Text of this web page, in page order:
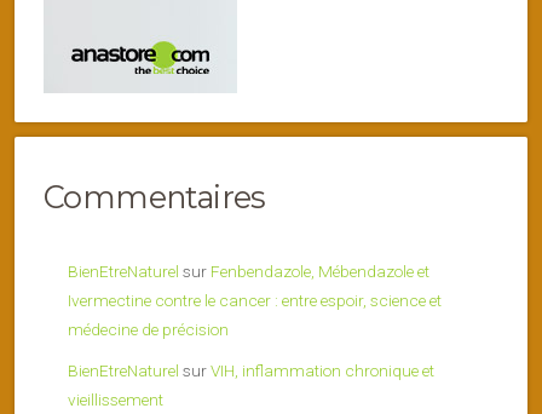
Commentaires
BienEtreNaturel sur Fenbendazole, Mébendazole et
Ivermectine contre le cancer : entre espoir, science et
médecine de précision
BienEtreNaturel surVIH, inflammation chronique et
vieillissement